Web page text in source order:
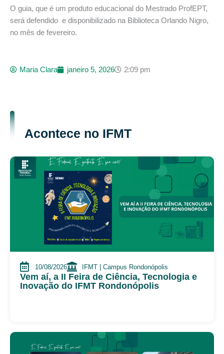
O guia, que é um produto educacional do Mestrado ProfEPT,
será defendido e disponibilizado na Biblioteca Orlando Nigro,
no mês de fevereiro.
Maria Clara janeiro 5, 2026 2:09 pm
Acontece no IFMT
10/08/2026 IFMT | Campus Rondonópolis
Vem aí, a II Feira de Ciência, Tecnologia e
Inovação do IFMT Rondonópolis